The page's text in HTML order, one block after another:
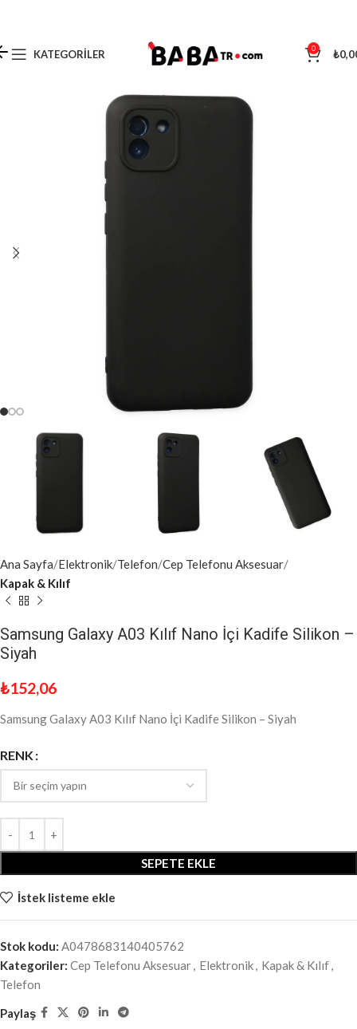
KATEGORILER 0 ₺
Ana Sayfa Elektronik Telefon Cep Telefonu Aksesuar
Kapak & Kılıf
Samsung Galaxy A03 Kılıf Nano İçi Kadife Silikon –
Siyah
₺152,06
Samsung Galaxy A03 Kılıf Nano İçi Kadife Silikon – Siyah
RENK
SEPETE EKLE
İstek listeme ekle
Stok kodu: A0478683140405762
Kategoriler: Cep Telefonu Aksesuar, Elektronik, Kapak & Kılıf,
Telefon
Paylaş